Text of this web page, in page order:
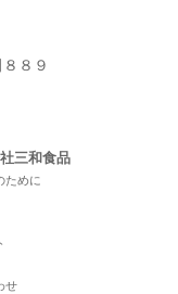
８９
三和食品
ために
せ